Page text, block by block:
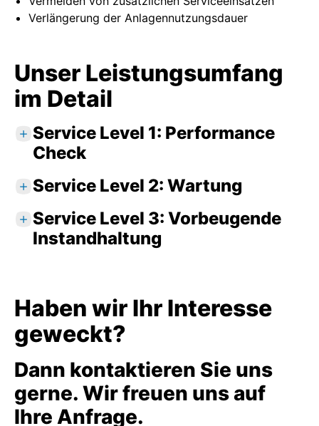
Verlängerung der Anlagennutzungsdauer
Unser Leistungsumfang
im Detail
Service Level 1: Performance
Check
Standardleistungen
Inspektion
Funktionsprüfung
Digitale Geräteaufnahme
Firmwareupdate
Dichtigkeitsprüfung
Optimierung der Stellantriebsparameter zur
Verbesserung der Prozesse
Empfohlene Zeitpunkte für die
Service Level 2: Wartung
Standardleistungen
Inspektion
Isolationsprüfung (bei Bedarf)
Digitale Geräteaufnahme
Detaillierter Servicebericht
Optionale Leistungen
Austausch defekter Bauteile
Service Level 3: Vorbeugende
Instandhaltung
Funktionsprüfung
Analyse des Gerätezustands
Austausch festgelegter Verschleißteile
Isolationsprüfung (bei Bedarf)
Überprüfung aller Bauteile
Austausch defekter Bauteile
Zustandsbasierter Austausch
Haben wir Ihr Interesse
geweckt?
Dann kontaktieren Sie uns
gerne. Wir freuen uns auf
Ihre Anfrage.